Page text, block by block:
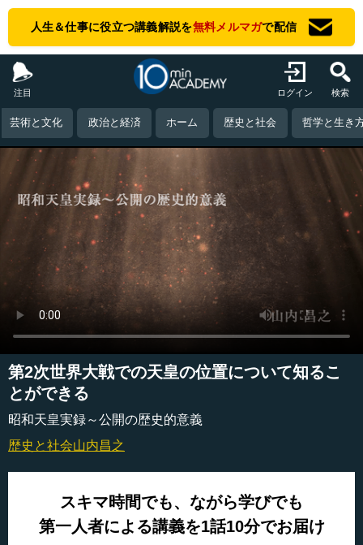
人生＆仕事に役立つ講義解説を無料メルマガで配信
注目 ログイン 検索
芸術と文化 政治と経済 ホーム 歴史と社会 哲学と生き
第2次世界大戦での天皇の位置について知るこ
とができる
昭和天皇実録～公開の歴史的意義
歴史と社会山内昌之
スキマ時間でも、ながら学びでも
第一人者による講義を1話10分でお届け